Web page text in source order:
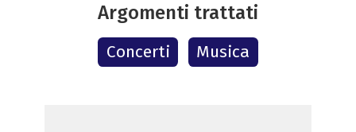
Argomenti trattati
Concerti Musica